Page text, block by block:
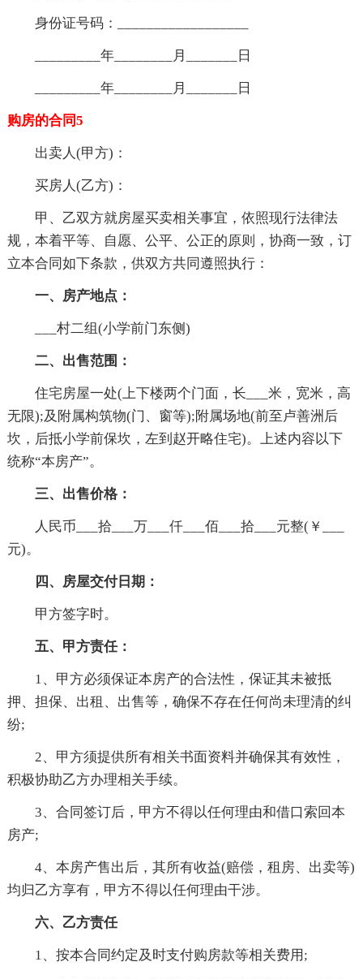
身份证号码：__________________
_________年________月_______日
_________年________月_______日
购房的合同5
出卖人(甲方)：
买房人(乙方)：
甲、乙双方就房屋买卖相关事宜，依照现行法律法
规，本着平等、自愿、公平、公正的原则，协商一致，订
立本合同如下条款，供双方共同遵照执行：
一、房产地点：
___村二组(小学前门东侧)
二、出售范围：
住宅房屋一处(上下楼两个门面，长___米，宽米，高
无限);及附属构筑物(门、窗等);附属场地(前至卢善洲后
坎，后抵小学前保坎，左到赵开略住宅)。上述内容以下
统称“本房产”。
三、出售价格：
人民币___拾___万___仟___佰___拾___元整(￥___
元)。
四、房屋交付日期：
甲方签字时。
五、甲方责任：
1、甲方必须保证本房产的合法性，保证其未被抵
押、担保、出租、出售等，确保不存在任何尚未理清的纠
纷;
2、甲方须提供所有相关书面资料并确保其有效性，
积极协助乙方办理相关手续。
3、合同签订后，甲方不得以任何理由和借口索回本
房产;
4、本房产售出后，其所有收益(赔偿，租房、出卖等)
均归乙方享有，甲方不得以任何理由干涉。
六、乙方责任
1、按本合同约定及时支付购房款等相关费用;